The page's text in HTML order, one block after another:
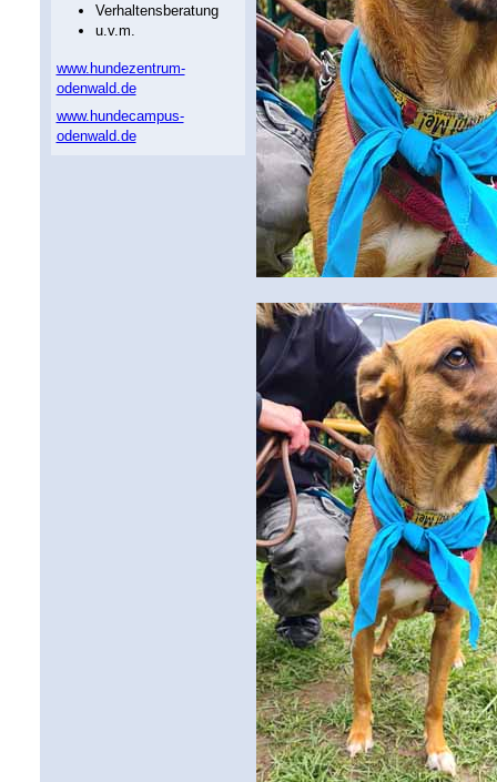
Verhaltensberatung
u.v.m.
www.hundezentrum-
odenwald.de
www.hundecampus-
odenwald.de